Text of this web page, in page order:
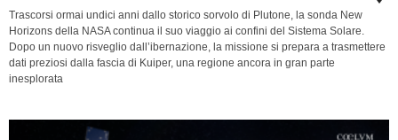
Trascorsi ormai undici anni dallo storico sorvolo di Plutone, la sonda New
Horizons della NASA continua il suo viaggio ai confini del Sistema Solare.
Dopo un nuovo risveglio dall’ibernazione, la missione si prepara a trasmettere
dati preziosi dalla fascia di Kuiper, una regione ancora in gran parte
inesplorata